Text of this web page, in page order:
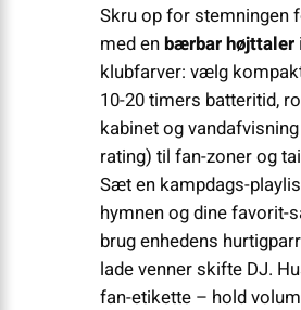
Skru op for stemningen
med enbærbar højttaleri
klubfarver: vælg
10-20 timers batteritid,
kabinet og
rating) til fan-zoner og
Sæt en kampdags-
hymnen og dine favorit-
brug enhedens
lade venner skifte DJ.
fan-etikette – hold